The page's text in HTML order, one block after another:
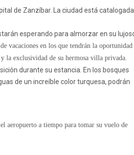
de Zanzíbar. La ciudad está catalogada
esperando para almorzar en su
vacaciones en los que tendrán la oportunidad
la exclusividad de su hermosa villa privada.
durante su estancia. En los bosques
de un increíble color turquesa, podrán
el aeropuerto a tiempo para tomar su vuelo de